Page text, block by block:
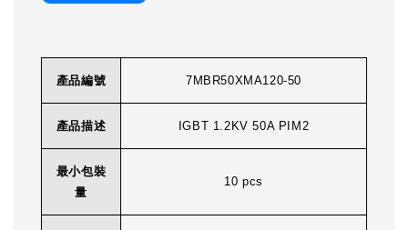
產品編號 7MBR50XMA120-50
產品描述 IGBT 1.2KV 50A PIM2
最小包裝
量
10 pcs